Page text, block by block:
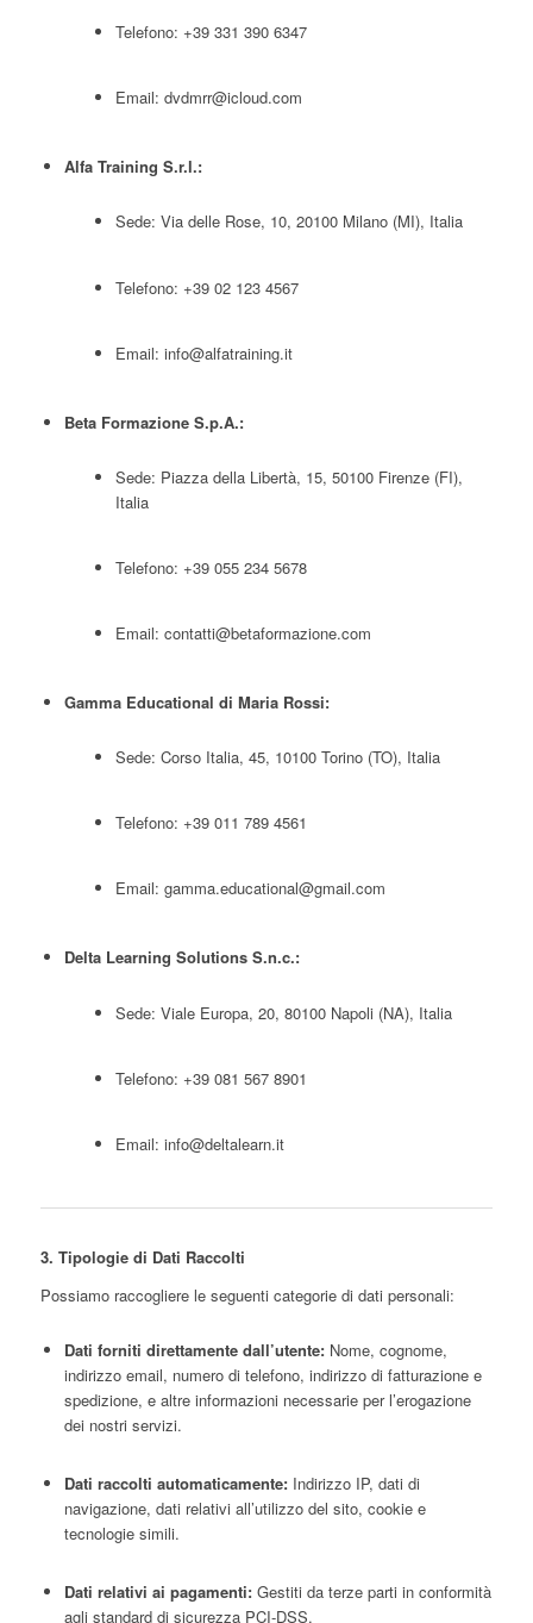
Telefono: +39 331 390 6347
Email: dvdmrr@icloud.com
Alfa Training S.r.l.:
Sede: Via delle Rose, 10, 20100 Milano (MI), Italia
Telefono: +39 02 123 4567
Email: info@alfatraining.it
Beta Formazione S.p.A.:
Sede: Piazza della Libertà, 15, 50100 Firenze (FI),
Italia
Telefono: +39 055 234 5678
Email: contatti@betaformazione.com
Gamma Educational di Maria Rossi:
Sede: Corso Italia, 45, 10100 Torino (TO), Italia
Telefono: +39 011 789 4561
Email: gamma.educational@gmail.com
Delta Learning Solutions S.n.c.:
Sede: Viale Europa, 20, 80100 Napoli (NA), Italia
Telefono: +39 081 567 8901
Email: info@deltalearn.it
3. Tipologie di Dati Raccolti
Possiamo raccogliere le seguenti categorie di dati personali:
Dati forniti direttamente dall’utente:Nome, cognome,
indirizzo email, numero di telefono, indirizzo di fatturazione e
spedizione, e altre informazioni necessarie per l’erogazione
dei nostri servizi.
Dati raccolti automaticamente:Indirizzo IP, dati di
navigazione, dati relativi all’utilizzo del sito, cookie e
tecnologie simili.
Dati relativi ai pagamenti:Gestiti da terze parti in conformità
agli standard di sicurezza PCI-DSS.